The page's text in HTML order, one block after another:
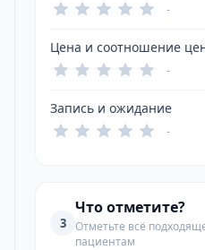
-
Цена и соотношение
-
Запись и ожидание
-
3
Что отметите?
Отметьте всё
пациентам